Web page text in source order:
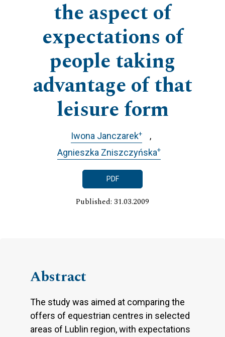
the aspect of
expectations of
people taking
advantage of that
leisure form
Iwona Janczarek+
Agnieszka Zniszczyńska+
PDF
Published: 31.03.2009
Abstract
The study was aimed at comparing the
offers of equestrian centres in selected
areas of Lublin region, with expectations